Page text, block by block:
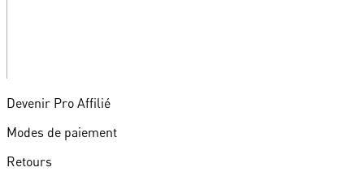
Devenir Pro Affilié
Modes de paiement
Retours